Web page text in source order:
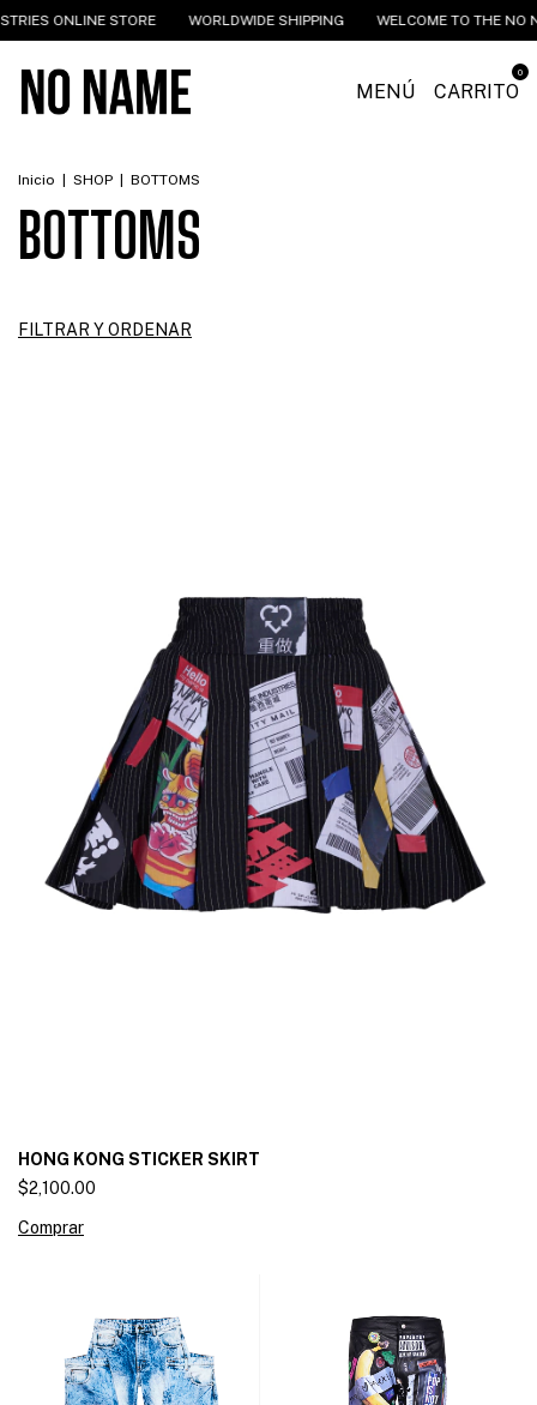
STORE WORLDWIDE SHIPPING WELCOME TO THE NO NAME
MENÚ CARRITO
0
Inicio SHOP BOTTOMS
BOTTOMS
FILTRAR Y ORDENAR
HONG KONG STICKER SKIRT
$2,100.00
Comprar